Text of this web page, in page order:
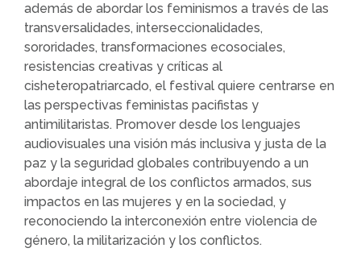
además de abordar los feminismos a través de las
transversalidades, interseccionalidades,
sororidades, transformaciones ecosociales,
resistencias creativas y críticas al
cisheteropatriarcado, el festival quiere centrarse en
las perspectivas feministas pacifistas y
antimilitaristas. Promover desde los lenguajes
audiovisuales una visión más inclusiva y justa de la
paz y la seguridad globales contribuyendo a un
abordaje integral de los conflictos armados, sus
impactos en las mujeres y en la sociedad, y
reconociendo la interconexión entre violencia de
género, la militarización y los conflictos.